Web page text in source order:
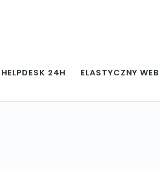
HELPDESK 24H ELASTYCZNY